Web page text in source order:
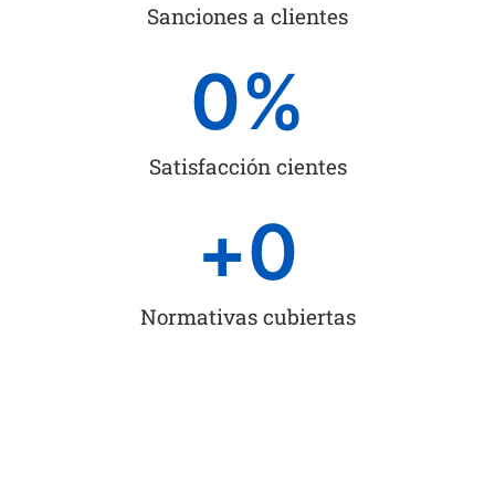
Sanciones a clientes
Satisfacción cientes
0%
Normativas cubiertas
+0